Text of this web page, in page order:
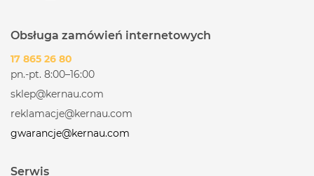
Obsługa zamówień internetowych
17 865 26 80
pn.-pt. 8:00–16:00
sklep@kernau.com
reklamacje@kernau.com
gwarancje@kernau.com
Serwis